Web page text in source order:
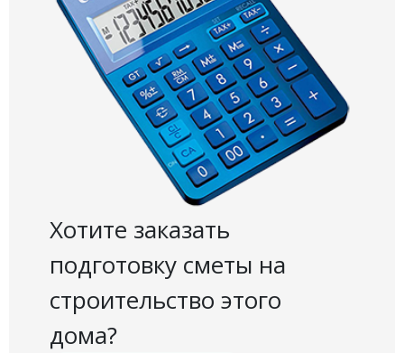
Хотите заказать
подготовку сметы на
строительство этого
дома?